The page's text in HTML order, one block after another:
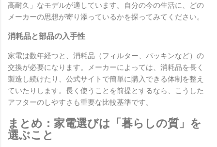
高耐久」なモデルが適しています。自分の今の生活に、どの
メーカーの思想が寄り添っているかを探ってみてください。
消耗品と部品の入手性
家電は数年経つと、消耗品（フィルター、パッキンなど）の
交換が必要になります。メーカーによっては、消耗品を長く
製造し続けたり、公式サイトで簡単に購入できる体制を整え
ていたりします。長く使うことを前提とするなら、こうした
アフターのしやすさも重要な比較基準です。
まとめ：家電選びは「暮らしの質」を
選ぶこと